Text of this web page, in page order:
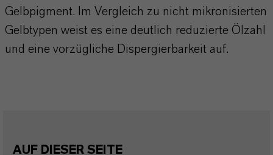
Gelbpigment. Im Vergleich zu nicht mikronisierten
Gelbtypen weist es eine deutlich reduzierte Ölzahl
und eine vorzügliche Dispergierbarkeit auf.
AUF DIESER SEITE